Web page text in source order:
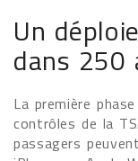
Un
dans 250
La première
contrôles de la
passagers